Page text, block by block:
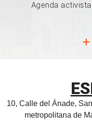
Agenda
10, Calle del Ánade,
metropolitana de